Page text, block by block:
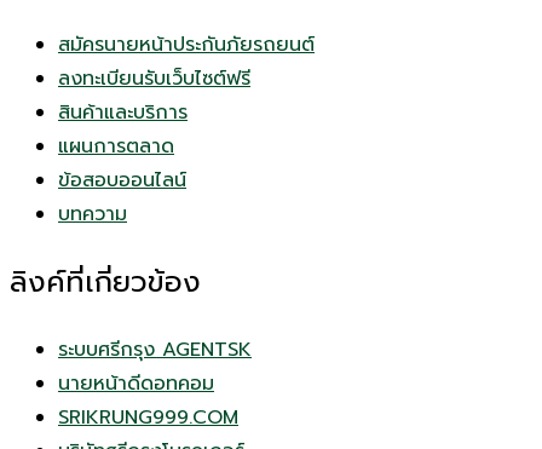
สมัครนายหน้าประกันภัยรถยนต์
ลงทะเบียนรับเว็บไซต์ฟรี
สินค้าและบริการ
แผนการตลาด
ข้อสอบออนไลน์
บทความ
ลิงค์ที่เกี่ยวข้อง
ระบบศรีกรุง AGENTSK
นายหน้าดีดอทคอม
SRIKRUNG999.COM